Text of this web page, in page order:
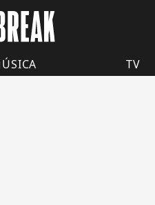
TV